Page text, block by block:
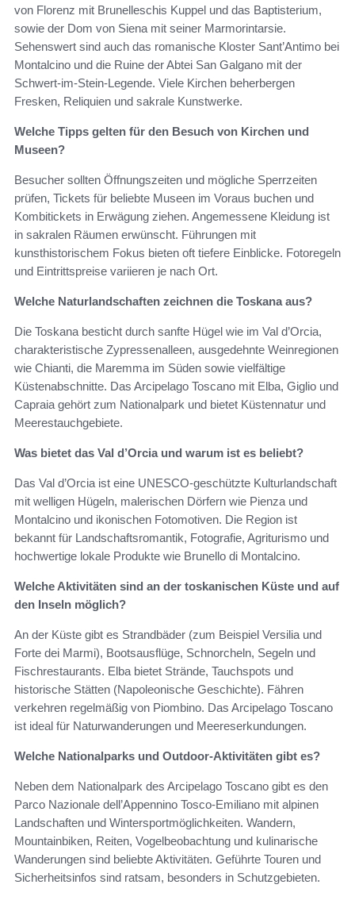
von Florenz mit Brunelleschis Kuppel und das Baptisterium,
sowie der Dom von Siena mit seiner Marmorintarsie.
Sehenswert sind auch das romanische Kloster Sant’Antimo bei
Montalcino und die Ruine der Abtei San Galgano mit der
Schwert-im-Stein-Legende. Viele Kirchen beherbergen
Fresken, Reliquien und sakrale Kunstwerke.
Welche Tipps gelten für den Besuch von Kirchen und
Museen?
Besucher sollten Öffnungszeiten und mögliche Sperrzeiten
prüfen, Tickets für beliebte Museen im Voraus buchen und
Kombitickets in Erwägung ziehen. Angemessene Kleidung ist
in sakralen Räumen erwünscht. Führungen mit
kunsthistorischem Fokus bieten oft tiefere Einblicke. Fotoregeln
und Eintrittspreise variieren je nach Ort.
Welche Naturlandschaften zeichnen die Toskana aus?
Die Toskana besticht durch sanfte Hügel wie im Val d’Orcia,
charakteristische Zypressenalleen, ausgedehnte Weinregionen
wie Chianti, die Maremma im Süden sowie vielfältige
Küstenabschnitte. Das Arcipelago Toscano mit Elba, Giglio und
Capraia gehört zum Nationalpark und bietet Küstennatur und
Meerestauchgebiete.
Was bietet das Val d’Orcia und warum ist es beliebt?
Das Val d’Orcia ist eine UNESCO-geschützte Kulturlandschaft
mit welligen Hügeln, malerischen Dörfern wie Pienza und
Montalcino und ikonischen Fotomotiven. Die Region ist
bekannt für Landschaftsromantik, Fotografie, Agriturismo und
hochwertige lokale Produkte wie Brunello di Montalcino.
Welche Aktivitäten sind an der toskanischen Küste und auf
den Inseln möglich?
An der Küste gibt es Strandbäder (zum Beispiel Versilia und
Forte dei Marmi), Bootsausflüge, Schnorcheln, Segeln und
Fischrestaurants. Elba bietet Strände, Tauchspots und
historische Stätten (Napoleonische Geschichte). Fähren
verkehren regelmäßig von Piombino. Das Arcipelago Toscano
ist ideal für Naturwanderungen und Meereserkundungen.
Welche Nationalparks und Outdoor-Aktivitäten gibt es?
Neben dem Nationalpark des Arcipelago Toscano gibt es den
Parco Nazionale dell’Appennino Tosco-Emiliano mit alpinen
Landschaften und Wintersportmöglichkeiten. Wandern,
Mountainbiken, Reiten, Vogelbeobachtung und kulinarische
Wanderungen sind beliebte Aktivitäten. Geführte Touren und
Sicherheitsinfos sind ratsam, besonders in Schutzgebieten.